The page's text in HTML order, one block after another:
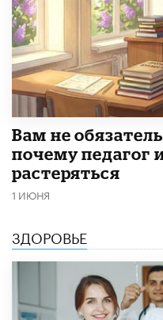
​Вам не
почему педагог
растеряться
1 ИЮНЯ
ЗДОРОВЬЕ